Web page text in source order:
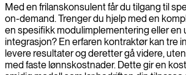
Med en frilanskonsulent får du tilgang til
on-demand. Trenger du hjelp med en
en spesifikk modulimplementering eller en
integrasjon? En erfaren kontraktør kan tre
levere resultater og deretter gå videre,
med faste lønnskostnader. Dette gir en